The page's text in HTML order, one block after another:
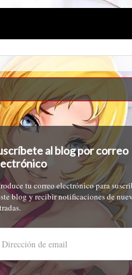
al blog por correo
tu correo electrónico para
blog y recibir notificaciones de